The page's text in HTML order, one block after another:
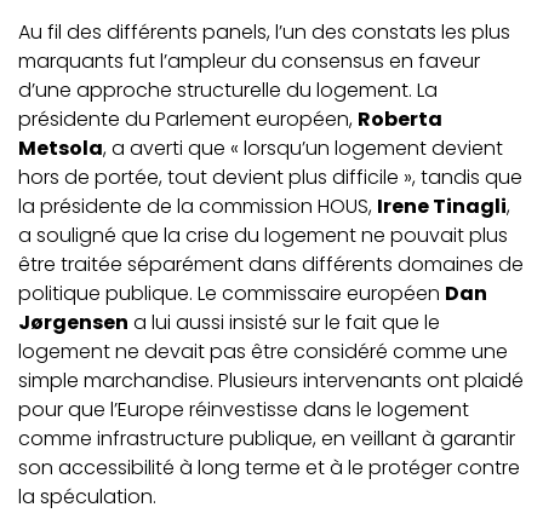
Au fil des différents panels, l’un des constats les plus
marquants fut l’ampleur du consensus en faveur
d’une approche structurelle du logement. La
présidente du Parlement européen, Roberta
Metsola, a averti que « lorsqu’un logement devient
hors de portée, tout devient plus difficile », tandis que
la présidente de la commission HOUS, Irene Tinagli,
a souligné que la crise du logement ne pouvait plus
être traitée séparément dans différents domaines de
politique publique. Le commissaire européen Dan
Jørgensen a lui aussi insisté sur le fait que le
logement ne devait pas être considéré comme une
simple marchandise. Plusieurs intervenants ont plaidé
pour que l’Europe réinvestisse dans le logement
comme infrastructure publique, en veillant à garantir
son accessibilité à long terme et à le protéger contre
la spéculation.